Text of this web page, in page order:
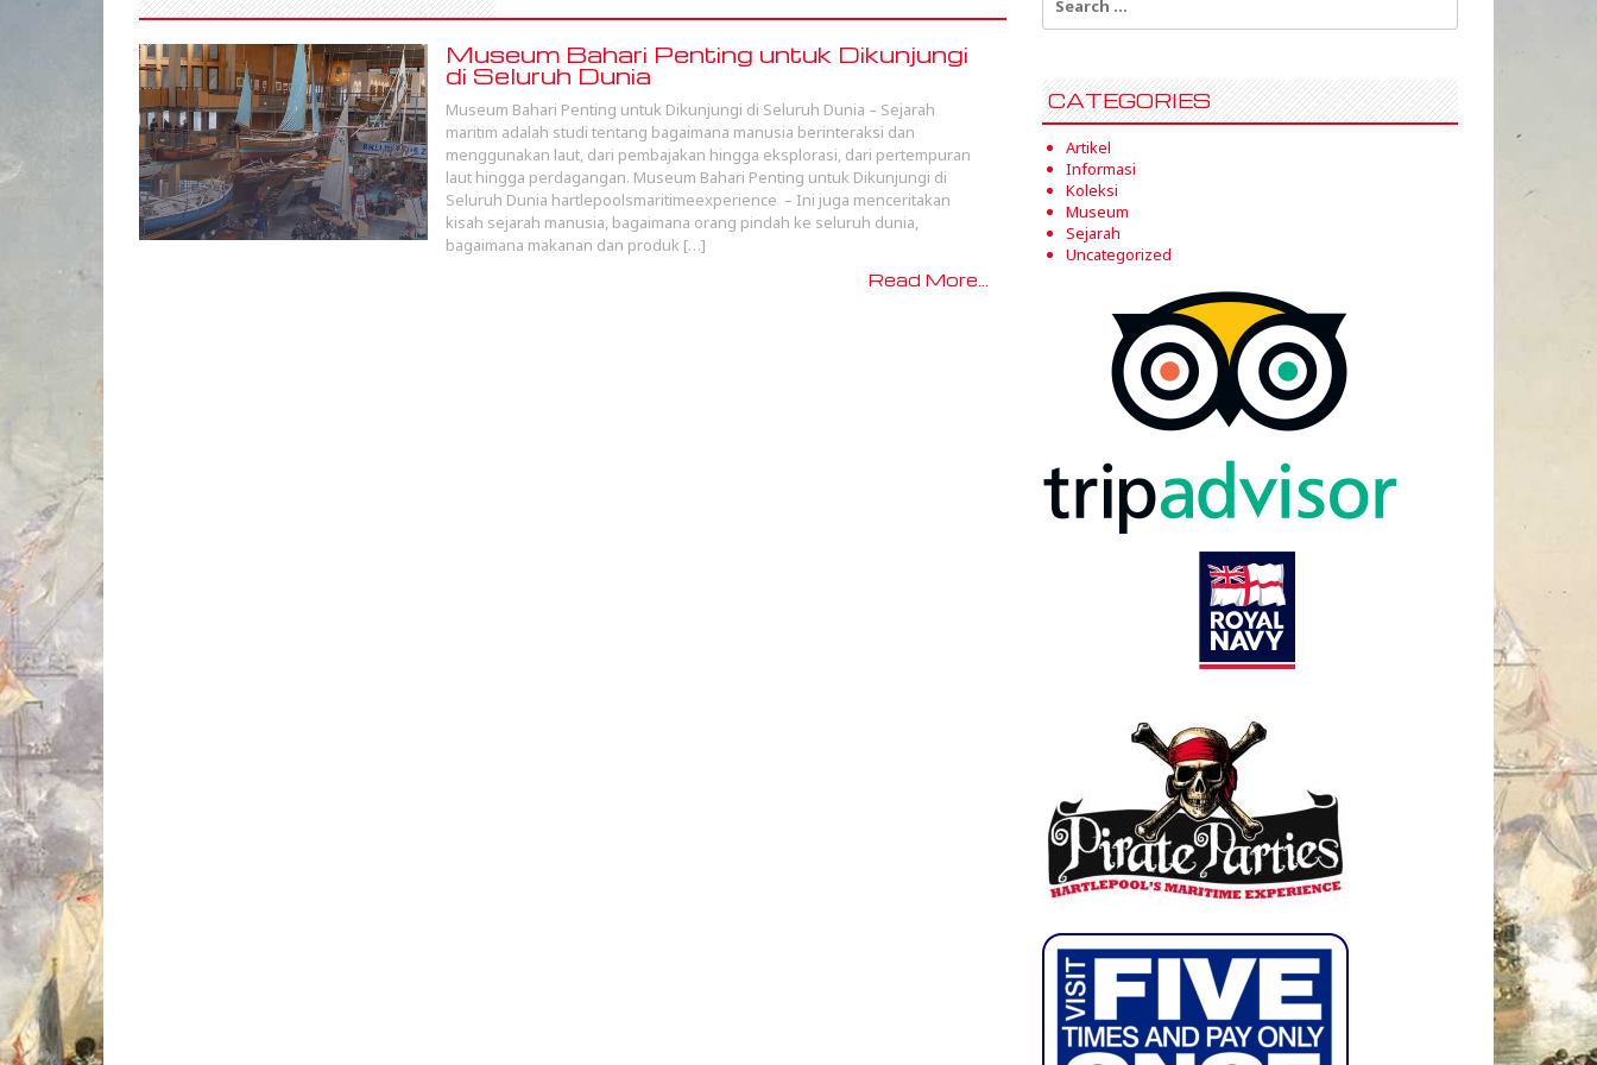
Museum Bahari Penting untuk Dikunjungi
di Seluruh Dunia
Museum Bahari Penting untuk Dikunjungi di Seluruh Dunia – Sejarah
maritim adalah studi tentang bagaimana manusia berinteraksi dan
menggunakan laut, dari pembajakan hingga eksplorasi, dari pertempuran
laut hingga perdagangan. Museum Bahari Penting untuk Dikunjungi di
Seluruh Dunia hartlepoolsmaritimeexperience – Ini juga menceritakan
kisah sejarah manusia, bagaimana orang pindah ke seluruh dunia,
bagaimana makanan dan produk […]
Read More...
for:
CATEGORIES
Artikel
Informasi
Koleksi
Museum
Sejarah
Uncategorized